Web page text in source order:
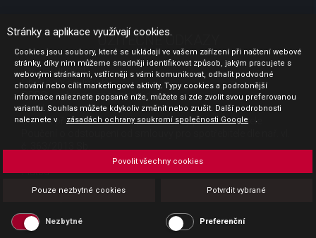
UŽITEČNÉ ODKAZY
Jak nakupovat
Obchodní podmínky
GDPR - ochrana osobních údajů
Profil zadavatele
Sdělení před uzavřením kupní smlouvy pro spotřebitele
Platba
Povinná publicita
Stránky a aplikace využívají cookies.
Cookies jsou soubory, které se ukládají ve vašem zařízení při načtení webové
stránky, díky nim můžeme snadněji identifikovat způsob, jakým pracujete s
webovými stránkami, vstřícněji s vámi komunikovat, odhalit podvodné
chování nebo cílit marketingové aktivity. Typy cookies a podrobnější
informace naleznete popsané níže, můžete si zde zvolit svou preferovanou
variantu. Souhlas můžete kdykoliv změnit nebo zrušit. Další podrobnosti
naleznete v
zásadách ochrany soukromí společnosti Google .
Pouze nezbytné cookies Potvrdit vybrané
Povolit všechny cookies
Nezbytné Preferenční